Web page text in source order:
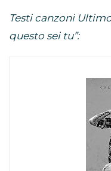
Testi canzoni
questo sei tu”: